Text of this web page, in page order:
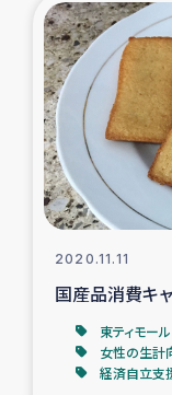
ス
スリランカの
女性グル
2020.11.11
国産品消費キ
東ティモール
女性の生計
経済自立支